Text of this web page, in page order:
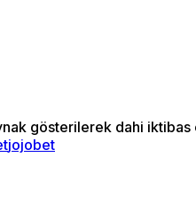
gösterilerek dahi
jojobet